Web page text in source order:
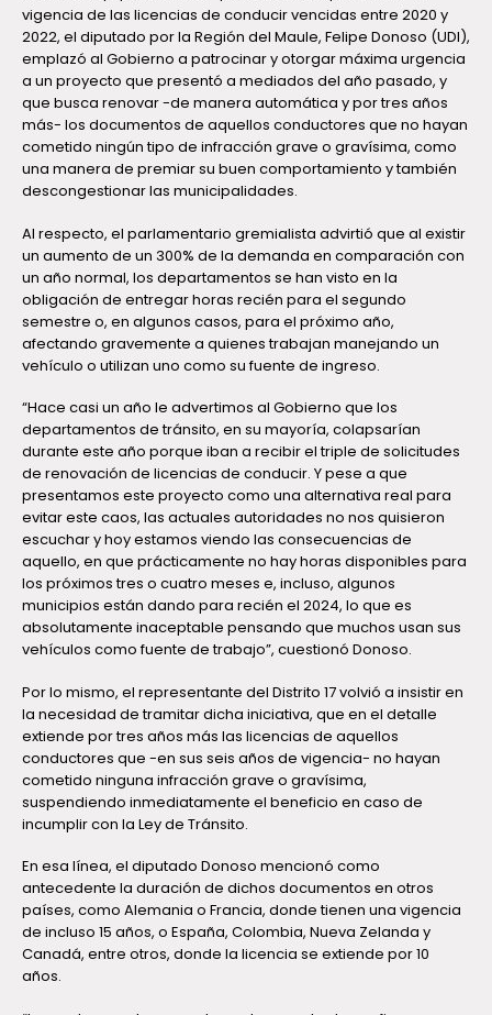
vigencia de las licencias de conducir vencidas entre 2020 y
2022, el diputado por la Región del Maule, Felipe Donoso (UDI),
emplazó al Gobierno a patrocinar y otorgar máxima urgencia
a un proyecto que presentó a mediados del año pasado, y
que busca renovar -de manera automática y por tres años
más- los documentos de aquellos conductores que no hayan
cometido ningún tipo de infracción grave o gravísima, como
una manera de premiar su buen comportamiento y también
descongestionar las municipalidades.
Al respecto, el parlamentario gremialista advirtió que al existir
un aumento de un 300% de la demanda en comparación con
un año normal, los departamentos se han visto en la
obligación de entregar horas recién para el segundo
semestre o, en algunos casos, para el próximo año,
afectando gravemente a quienes trabajan manejando un
vehículo o utilizan uno como su fuente de ingreso.
“Hace casi un año le advertimos al Gobierno que los
departamentos de tránsito, en su mayoría, colapsarían
durante este año porque iban a recibir el triple de solicitudes
de renovación de licencias de conducir. Y pese a que
presentamos este proyecto como una alternativa real para
evitar este caos, las actuales autoridades no nos quisieron
escuchar y hoy estamos viendo las consecuencias de
aquello, en que prácticamente no hay horas disponibles para
los próximos tres o cuatro meses e, incluso, algunos
municipios están dando para recién el 2024, lo que es
absolutamente inaceptable pensando que muchos usan sus
vehículos como fuente de trabajo”, cuestionó Donoso.
Por lo mismo, el representante del Distrito 17 volvió a insistir en
la necesidad de tramitar dicha iniciativa, que en el detalle
extiende por tres años más las licencias de aquellos
conductores que -en sus seis años de vigencia- no hayan
cometido ninguna infracción grave o gravísima,
suspendiendo inmediatamente el beneficio en caso de
incumplir con la Ley de Tránsito.
En esa línea, el diputado Donoso mencionó como
antecedente la duración de dichos documentos en otros
países, como Alemania o Francia, donde tienen una vigencia
de incluso 15 años, o España, Colombia, Nueva Zelanda y
Canadá, entre otros, donde la licencia se extiende por 10
años.